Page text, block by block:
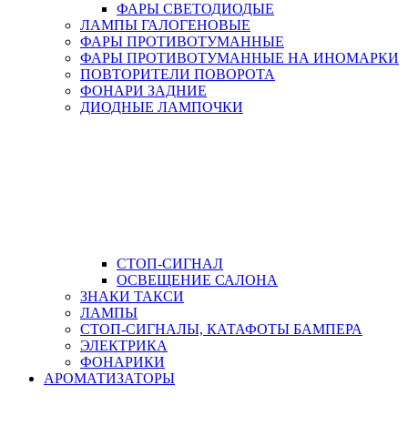
ФАРЫ СВЕТОДИОДЫЕ
ЛАМПЫ ГАЛОГЕНОВЫЕ
ФАРЫ ПРОТИВОТУМАННЫЕ
ФАРЫ ПРОТИВОТУМАННЫЕ НА ИНОМАРКИ
ПОВТОРИТЕЛИ ПОВОРОТА
ФОНАРИ ЗАДНИЕ
ДИОДНЫЕ ЛАМПОЧКИ
СТОП-СИГНАЛ
ОСВЕЩЕНИЕ САЛОНА
ЗНАКИ ТАКСИ
ЛАМПЫ
СТОП-СИГНАЛЫ, КАТАФОТЫ БАМПЕРА
ЭЛЕКТРИКА
ФОНАРИКИ
АРОМАТИЗАТОРЫ